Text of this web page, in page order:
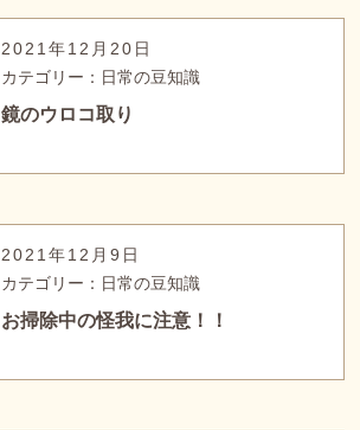
2021年12月20日
カテゴリー：日常の豆知識
鏡のウロコ取り
2021年12月9日
カテゴリー：日常の豆知識
お掃除中の怪我に注意！！